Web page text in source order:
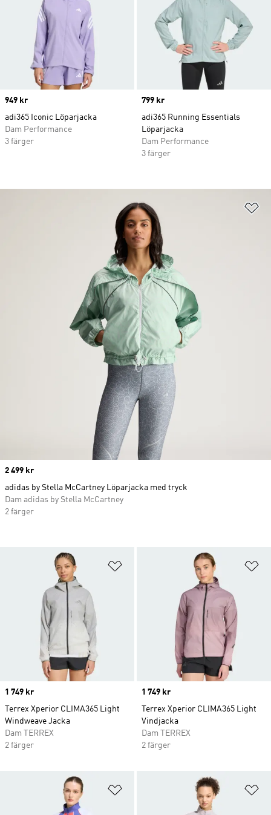
Price
949 kr
adi365 Iconic Löparjacka
Dam Performance
3 färger
Price
799 kr
adi365 Running Essentials
Löparjacka
Dam Performance
3 färger
Lägg till på önskelistan
Price
1 749 kr
Terrex Xperior CLIMA365 Light
Windweave Jacka
Dam TERREX
2 färger
Price
1 749 kr
Terrex Xperior CLIMA365 Light
Vindjacka
Dam TERREX
2 färger
Lägg till på önskelistan
Price
2 499 kr
adidas by Stella McCartney Löparjacka med tryck
Dam adidas by Stella McCartney
2 färger